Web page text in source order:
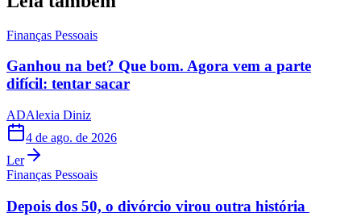
Finanças Pessoais
Ganhou na bet? Que bom. Agora vem a parte
difícil: tentar sacar
ADAlexia Diniz
4 de ago. de 2026
Ler
Finanças Pessoais
Depois dos 50, o divórcio virou outra história